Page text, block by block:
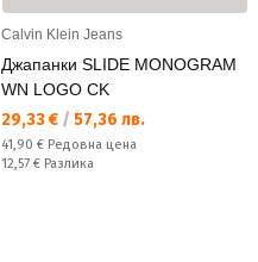
Calvin Klein Jeans
Джапанки SLIDE MONOGRAM
WN LOGO CK
Текуща цена:
29,33 € / 57,36 лв.
Редовна цена:
41,90 € Редовна цена
Спестявате:
12,57 € Разлика